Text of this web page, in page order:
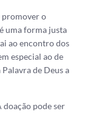
promover o
uma forma justa
ao encontro dos
especial ao de
de Deus a
pode ser